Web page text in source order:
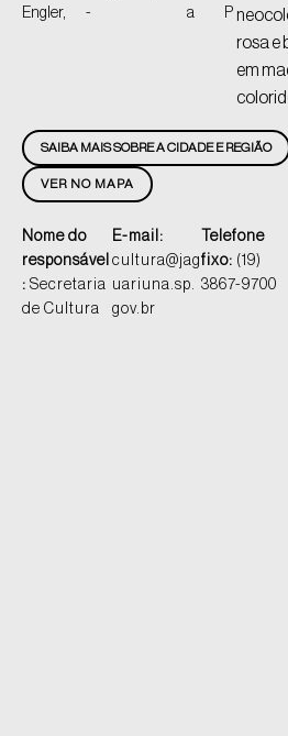
Engler,
-
a
P
rosa e
em
VER NO MAPA
SAIBA MAIS SOBRE A CIDADE E REGIÃO
Nome do
responsável
: Secretaria
de Cultura
E-mail:
cultura@jag
uariuna.sp.
gov.br
Telefone
fixo: (19)
3867-9700